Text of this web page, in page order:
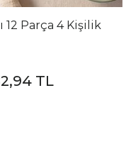
12 Parça 4 Kişilik
TL